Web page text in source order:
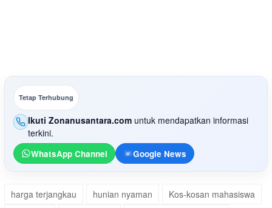
Tetap Terhubung
Ikuti Zonanusantara.com untuk mendapatkan informasi
terkini.
WhatsApp Channel Google News
harga terjangkau hunian nyaman
Kos-kosan mahasiswa